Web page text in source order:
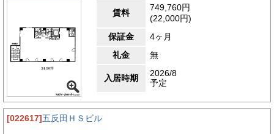
賃料
749,760円
(22,000円)
保証金
4ヶ月
礼金
無
入居時期
2026/8
予定
[022617]五反田ＨＳビル